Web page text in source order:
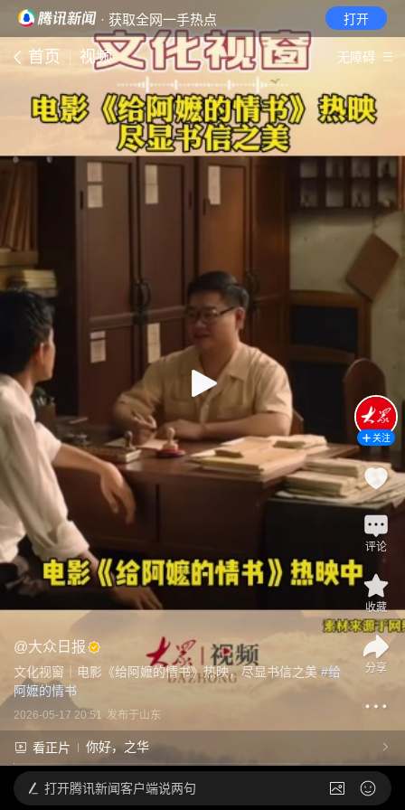
· 获取全网一手热点 打开
首页 视频 无障碍
@大众日报
文化视窗｜电影《给阿嬷的情书》热映，尽显书信之美 #给
阿嬷的情书
2026-05-17 20:51 发布于山东
看正片 你好，之华
关注
评论
收藏
分享
打开腾讯新闻客户端说两句